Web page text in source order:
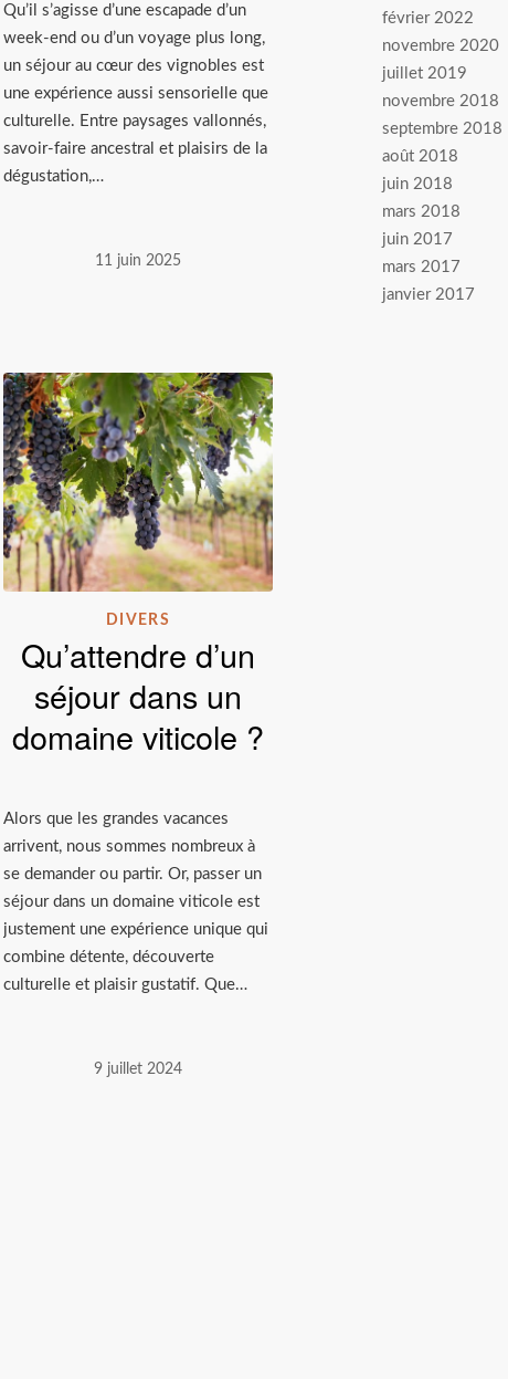
Qu’il s’agisse d’une escapade d’un
week-end ou d’un voyage plus long,
un séjour au cœur des vignobles est
une expérience aussi sensorielle que
culturelle. Entre paysages vallonnés,
savoir-faire ancestral et plaisirs de la
dégustation,…
11 juin 2025
DIVERS
Qu’attendre d’un
séjour dans un
domaine viticole ?
Alors que les grandes vacances
arrivent, nous sommes nombreux à
se demander ou partir. Or, passer un
séjour dans un domaine viticole est
justement une expérience unique qui
combine détente, découverte
culturelle et plaisir gustatif. Que…
9 juillet 2024
février 2022
novembre 2020
juillet 2019
novembre 2018
septembre 2018
août 2018
juin 2018
mars 2018
juin 2017
mars 2017
janvier 2017